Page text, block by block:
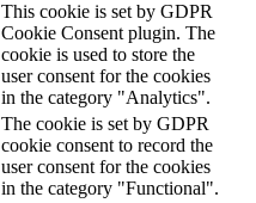
This cookie is set by GDPR
Cookie Consent plugin. The
cookie is used to store the
user consent for the cookies
in the category "Analytics".
The cookie is set by GDPR
cookie consent to record the
user consent for the cookies
in the category "Functional".